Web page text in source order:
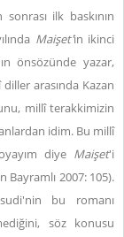
ilk baskının
Maişet'in ikinci
önsözünde yazar,
arasında Kazan
millî terakkimizin
idim. Bu millî
diye Maişet'i
2007: 105).
bu romanı
söz konusu